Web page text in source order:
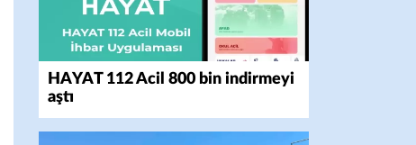
HAYAT 112 Acil 800 bin indirmeyi
aştı